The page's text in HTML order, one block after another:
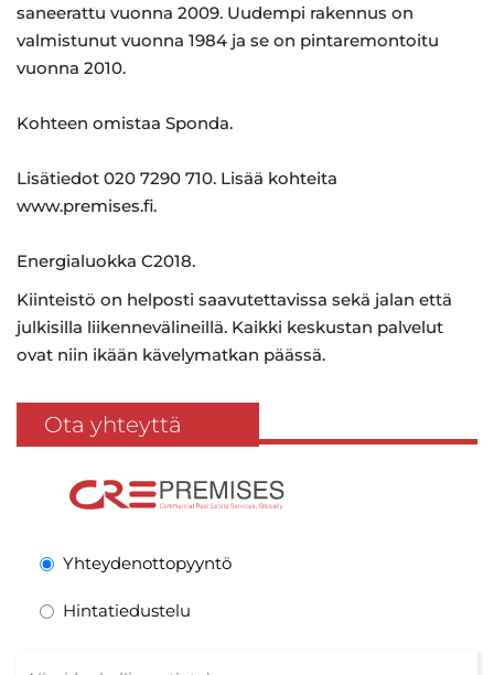
saneerattu vuonna 2009. Uudempi rakennus on
valmistunut vuonna 1984 ja se on pintaremontoitu
vuonna 2010.
Kohteen omistaa Sponda.
Lisätiedot 020 7290 710. Lisää kohteita
www.premises.fi.
Energialuokka C2018.
Kiinteistö on helposti saavutettavissa sekä jalan että
julkisilla liikennevälineillä. Kaikki keskustan palvelut
ovat niin ikään kävelymatkan päässä.
Ota yhteyttä
Yhteydenottopyyntö
Hintatiedustelu